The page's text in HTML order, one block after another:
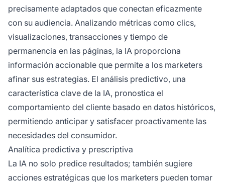
precisamente adaptados que conectan eficazmente
con su audiencia. Analizando métricas como clics,
visualizaciones, transacciones y tiempo de
permanencia en las páginas, la IA proporciona
información accionable que permite a los marketers
afinar sus estrategias. El análisis predictivo, una
característica clave de la IA, pronostica el
comportamiento del cliente basado en datos históricos,
permitiendo anticipar y satisfacer proactivamente las
necesidades del consumidor.
Analítica predictiva y prescriptiva
La IA no solo predice resultados; también sugiere
acciones estratégicas que los marketers pueden tomar